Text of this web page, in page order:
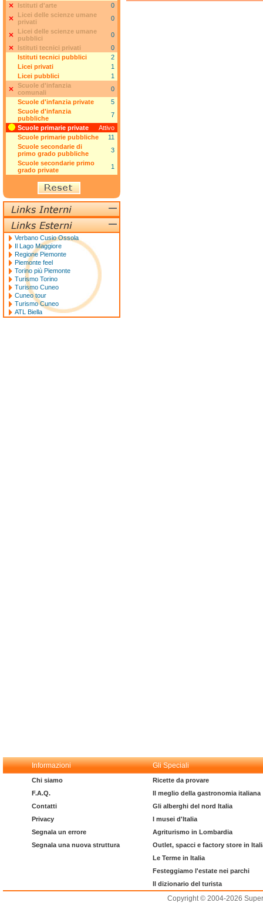
Istituti d'arte
0
Licei delle scienze umane
privati
0
Licei delle scienze umane
pubblici
0
Istituti tecnici privati
0
Istituti tecnici pubblici
2
Licei privati
1
Licei pubblici
1
Scuole d'infanzia
comunali
0
Scuole d'infanzia private
5
Scuole d'infanzia
pubbliche
7
Scuole primarie private
Attivo
Scuole primarie pubbliche
11
Scuole secondarie di
primo grado pubbliche
3
Scuole secondarie primo
grado private
1
Verbano Cusio Ossola
Il Lago Maggiore
Regione Piemonte
Piemonte feel
Torino più Piemonte
Turismo Torino
Turismo Cuneo
Cuneo tour
Turismo Cuneo
ATL Biella
Informazioni Gli Speciali
Chi siamo
F.A.Q.
Contatti
Privacy
Segnala un errore
Segnala una nuova struttura
Ricette da provare
Il meglio della gastronomia italiana
Gli alberghi del nord Italia
I musei d'Italia
Agriturismo in Lombardia
Outlet, spacci e factory store in
Le Terme in Italia
Festeggiamo l'estate nei parchi
Il dizionario del turista
Copyright © 2004-2026